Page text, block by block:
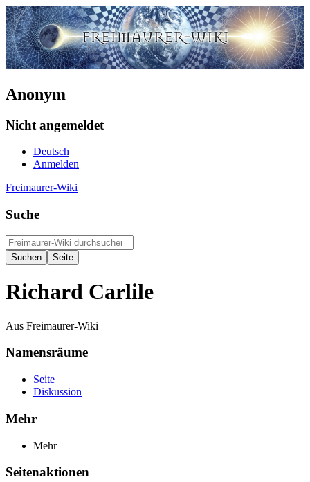
Anonym
Nicht angemeldet
Deutsch
Anmelden
Freimaurer-Wiki
Suche
Richard Carlile
Aus Freimaurer-Wiki
Namensräume
Seite
Diskussion
Mehr
Mehr
Seitenaktionen